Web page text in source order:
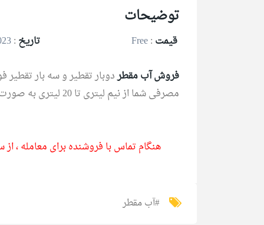
توضیحات
قیمت : تاریخ :
20/06/2023
فروش آب مقطردوبار تقطیر و سه بار
مصرفی شما از نیم لیتری تا 20 لیتری به صورت بسته بندی کارتونی و نایلون شیرینگ هست.
هنگام تماس با فروشنده برای معامله ،
#آب مقطر